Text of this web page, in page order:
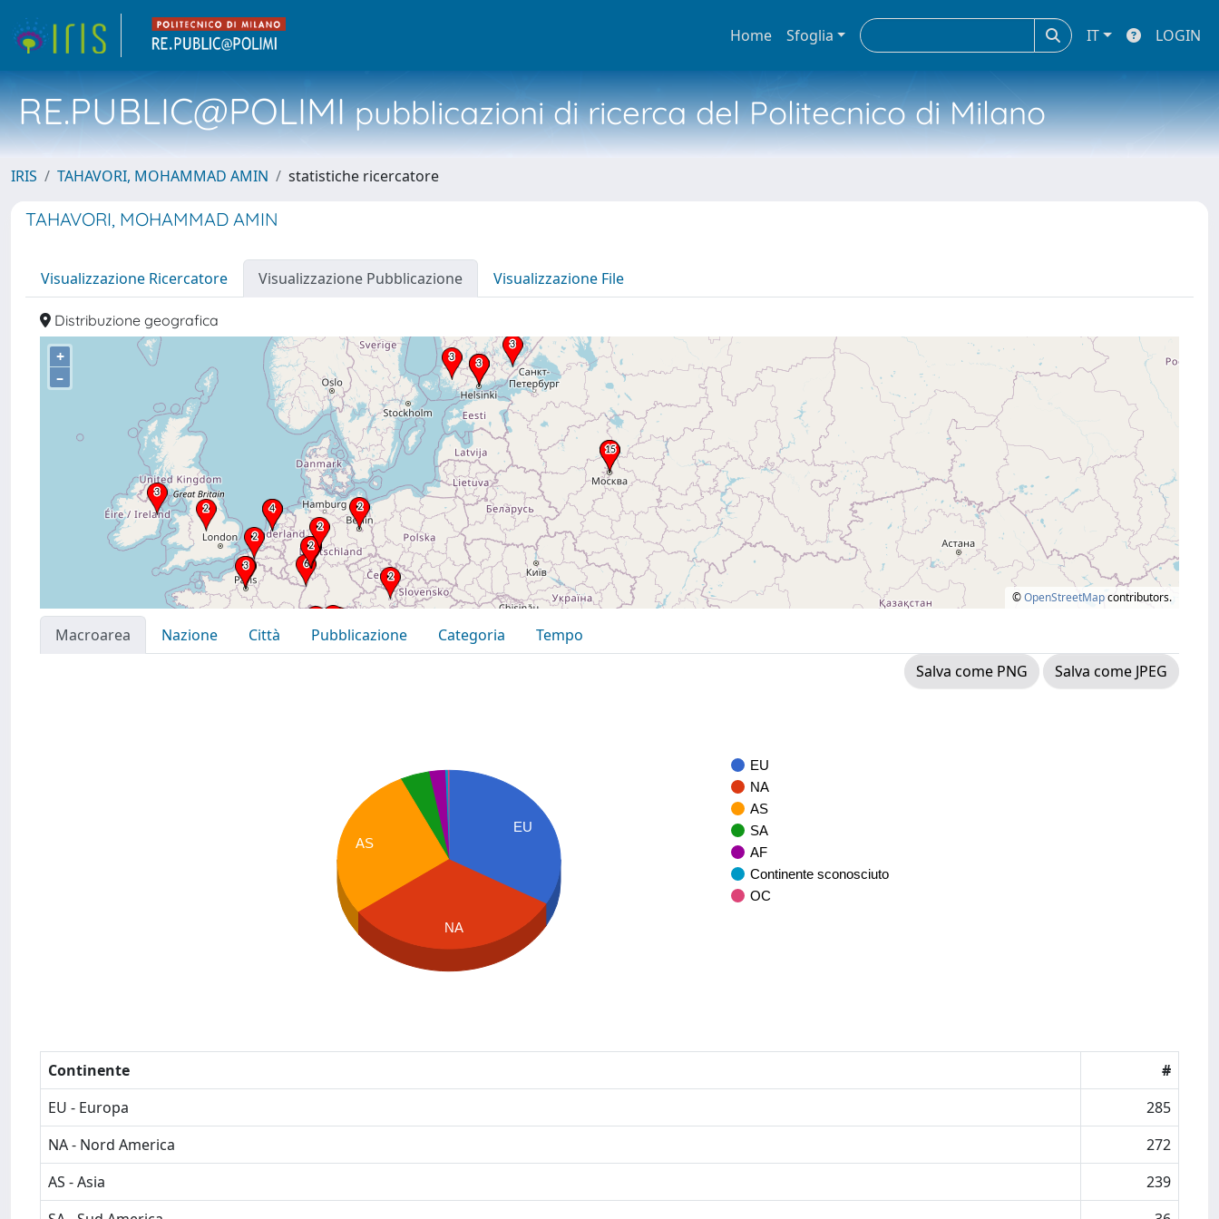
Home Sfoglia IT LOGIN
RE.PUBLIC@POLIMIpubblicazioni di ricerca del Politecnico di Milano
IRIS TAHAVORI, MOHAMMAD AMIN statistiche ricercatore
TAHAVORI, MOHAMMAD AMIN
Visualizzazione Ricercatore Visualizzazione Pubblicazione Visualizzazione File
Distribuzione geografica
+
–
©OpenStreetMapcontributors.
Macroarea Nazione Città Pubblicazione Categoria
Tempo
Salva come PNG
Salva come JPEG
EU
NA
AS
SA
AF
Continente sconosciuto
OC
EU
AS
NA
Continente
#
EU - Europa
285
NA - Nord America
272
AS - Asia
239